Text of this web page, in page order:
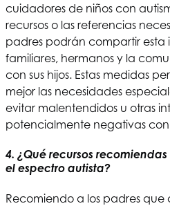
cuidadores de niños con
recursos o las referencias
padres podrán compartir esta
familiares, hermanos y la
con sus hijos. Estas medidas
mejor las necesidades
evitar malentendidos u otras
potencialmente negativas con
4. ¿Qué recursos
el espectro autista?
Recomiendo a los padres que